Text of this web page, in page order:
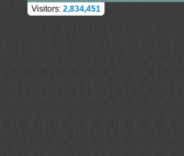
Visitors: 2,834,451